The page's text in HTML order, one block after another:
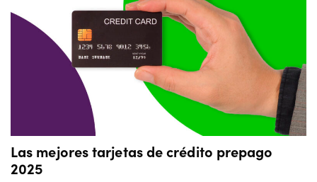
Las mejores tarjetas de crédito prepago
2025